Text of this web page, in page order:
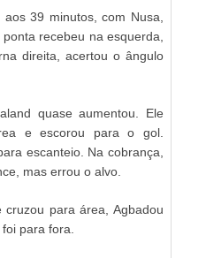
39 minutos, com Nusa,
recebeu na esquerda,
direita, acertou o ângulo
quase aumentou. Ele
e escorou para o gol.
escanteio. Na cobrança,
mas errou o alvo.
para área, Agbadou
para fora.